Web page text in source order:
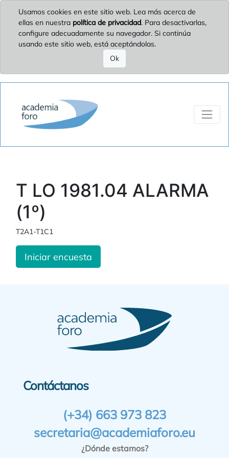
Usamos cookies en este sitio web. Lea más acerca de
ellas en nuestra política de privacidad. Para desactivarlas,
configure adecuadamente su navegador. Si continúa
usando este sitio web, está aceptándolas.
Ok
T LO 1981.04 ALARMA
(1º)
T2A1-T1C1
Iniciar encuesta
Contáctanos
(+34) 663 973 823
secretaria@academiaforo.eu
¿Dónde estamos?